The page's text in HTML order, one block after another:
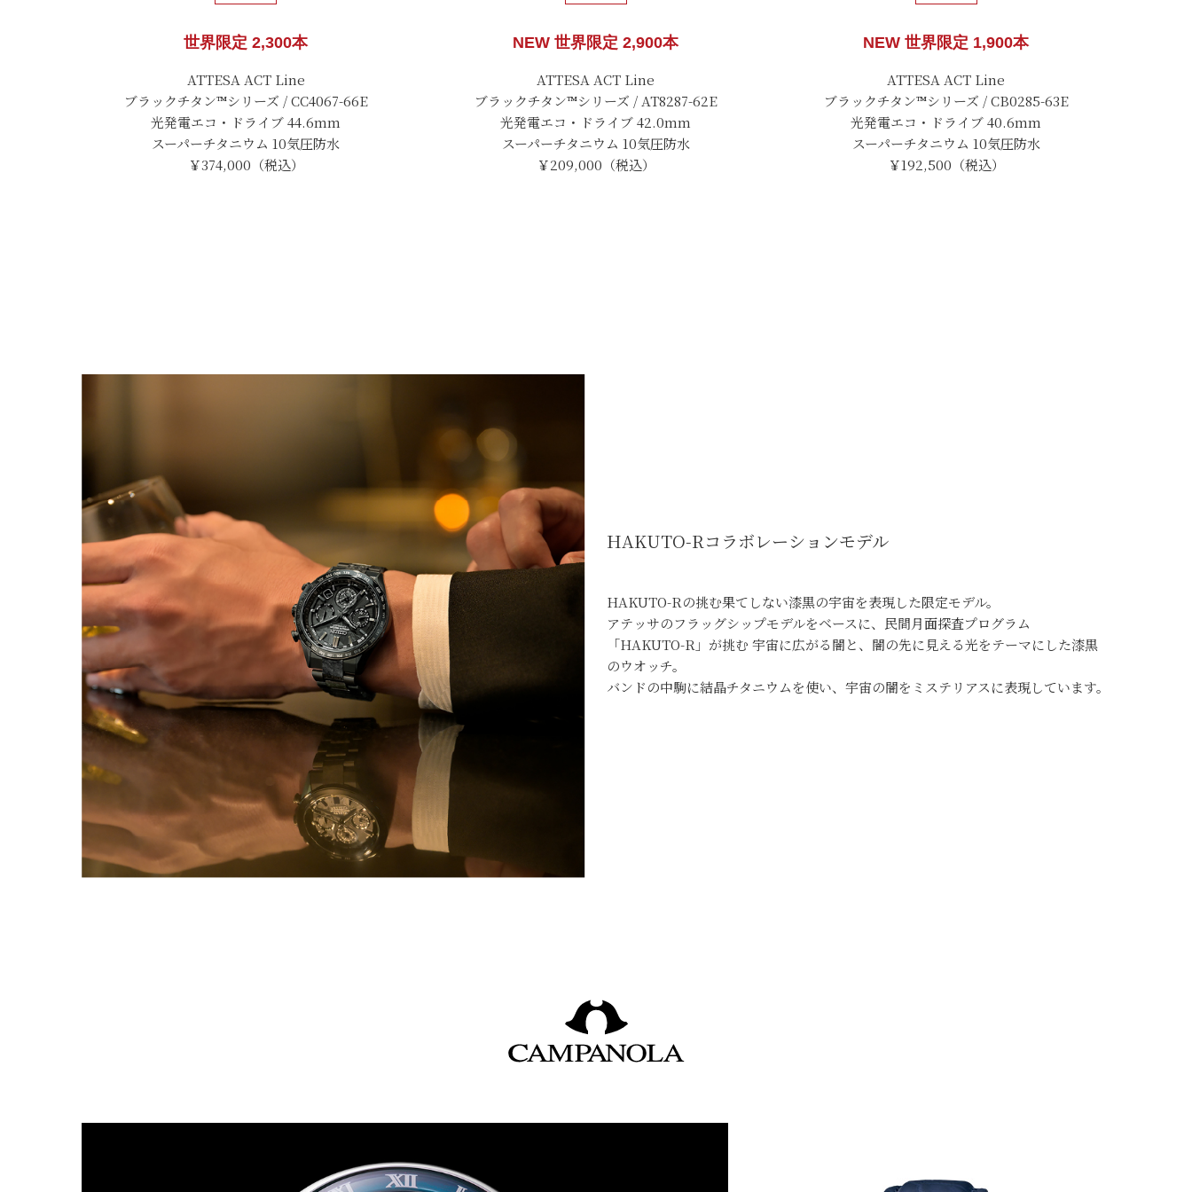
世界限定 2,300本
ATTESA ACT Line
ブラックチタン™シリーズ / CC4067-66E
光発電エコ・ドライブ 44.6mm
スーパーチタニウム 10気圧防水
￥374,000（税込）
NEW 世界限定 2,900本
ATTESA ACT Line
ブラックチタン™シリーズ / AT8287-62E
光発電エコ・ドライブ 42.0mm
スーパーチタニウム 10気圧防水
￥209,000（税込）
NEW 世界限定 1,900本
ATTESA ACT Line
ブラックチタン™シリーズ / CB0285-63E
光発電エコ・ドライブ 40.6mm
スーパーチタニウム 10気圧防水
￥192,500（税込）
HAKUTO-Rコラボレーションモデル
HAKUTO-Rの挑む果てしない漆黒の宇宙を表現した限定モデル。
アテッサのフラッグシップモデルをベースに、民間月面探査プログラム
「HAKUTO-R」が挑む 宇宙に広がる闇と、闇の先に見える光をテーマにした漆黒
のウオッチ。
バンドの中駒に結晶チタニウムを使い、宇宙の闇をミステリアスに表現しています。